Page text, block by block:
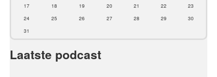
17
18 19 20 21 22
23
24
25 26 27 28 29
30
31
Laatste podcast